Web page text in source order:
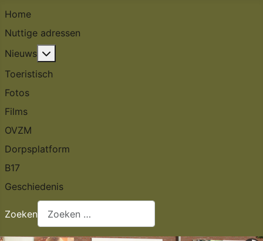
Home
Nuttige adressen
Nieuws
Toeristisch
Fotos
Films
OVZM
Dorpsplatform
B17
Geschiedenis
Zoeken